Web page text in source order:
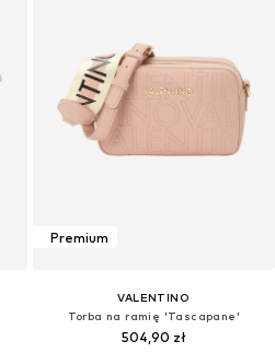
Premium
VALENTINO
Torba na ramię 'Tascapane'
504,90 zł